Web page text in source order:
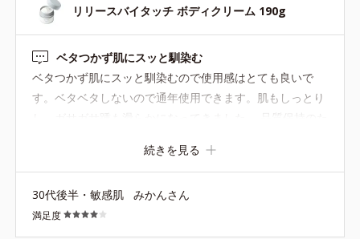
リリースバイタッチ ボディクリーム 190g
ベタつかず肌にスッと馴染む
ベタつかず肌にスッと馴染むので使用感はとても良いで
す。ベタベタしないので通年使用できます。肌もしっとり
回して開けるタイプなので少し面倒です。ワンタッチでパ
続きを見る
30代後半・敏感肌 みかんさん
満足度